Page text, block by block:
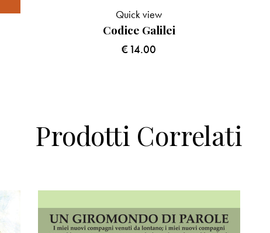
Codice Galilei
€14.00
Quick view
Prodotti Correlati